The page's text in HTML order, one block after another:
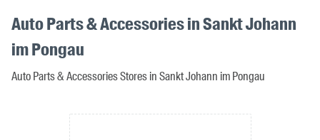
Auto Parts & Accessories in Sankt Johann
im Pongau
Auto Parts & Accessories Stores in Sankt Johann im Pongau